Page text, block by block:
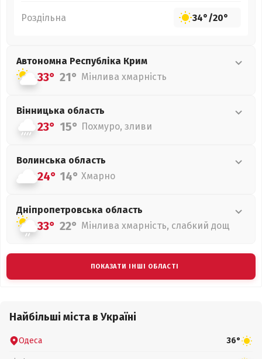
Роздільна 34°/20°
Автономна Республіка Крим
33° 21° Мінлива хмарність
Вінницька область
23° 15° Похмуро, зливи
Волинська область
24° 14° Хмарно
Дніпропетровська область
33° 22° Мінлива хмарність, слабкий дощ
ПОКАЗАТИ ІНШІ ОБЛАСТІ
Найбільші міста в Україні
Одеса 36°